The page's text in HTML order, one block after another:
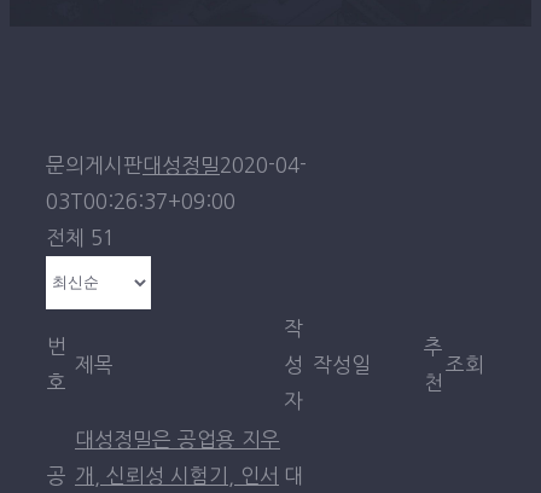
문의게시판대성정밀2020-04-
03T00:26:37+09:00
전체 51
번
호
제목
작
성
자
작성일
추
천
조회
공
대성정밀은 공업용 지우
개, 신뢰성 시험기, 인서 대